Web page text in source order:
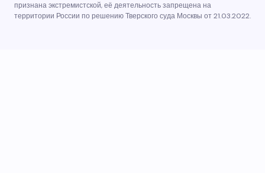
признана экстремистской, её деятельность запрещена на
территории России по решению Тверского суда Москвы от 21.03.2022.